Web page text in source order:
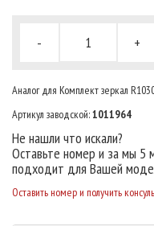
- +
Аналог для Комплект зеркал
Артикул заводской:1011964
Не нашли что искали?
Оставьте номер и за мы 5
подходит для Вашей
Оставить номер и получить